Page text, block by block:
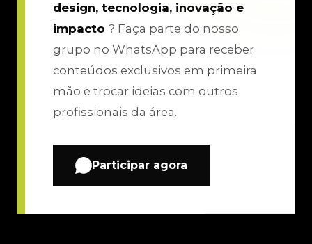
design, tecnologia, inovação e
impacto ? Faça parte do nosso
grupo no WhatsApp para receber
conteúdos exclusivos em primeira
mão e trocar ideias com outros
profissionais da área.
Participar agora